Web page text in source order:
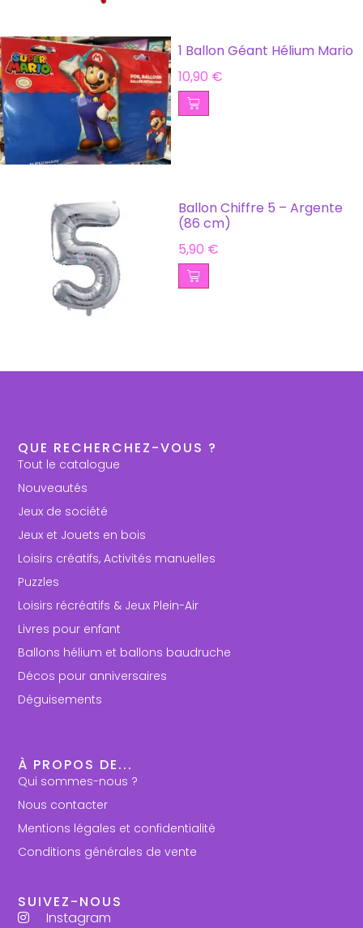
1 Ballon Géant Hélium Mario
10,90 €
Ballon Chiffre 5 – Argente
(86 cm)
5,90 €
QUE RECHERCHEZ-VOUS ?
Tout le catalogue
Nouveautés
Jeux de société
Jeux et Jouets en bois
Loisirs créatifs, Activités manuelles
Puzzles
Loisirs récréatifs & Jeux Plein-Air
Livres pour enfant
Ballons hélium et ballons baudruche
Décos pour anniversaires
Déguisements
À PROPOS DE...
Qui sommes-nous ?
Nous contacter
Mentions légales et confidentialité
Conditions générales de vente
SUIVEZ-NOUS
Instagram